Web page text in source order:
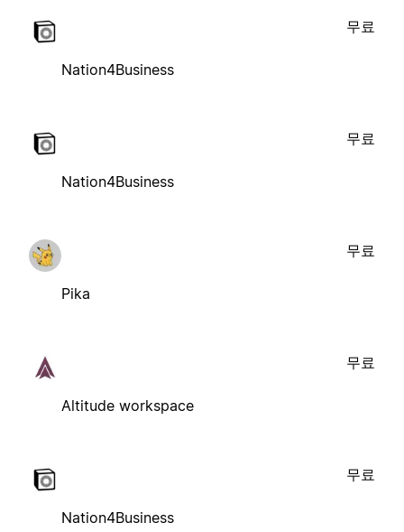
Nation4Business
무료
Nation4Business
무료
Pika
무료
Altitude workspace
무료
Nation4Business
무료